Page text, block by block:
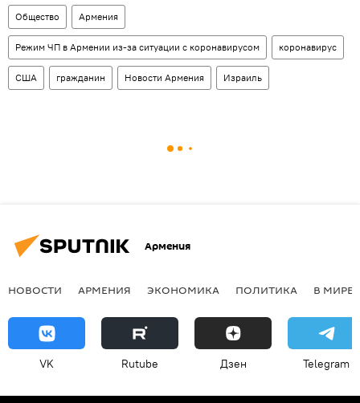
Общество Армения
Режим ЧП в Армении из-за ситуации с коронавирусом коронавирус
США гражданин Новости Армения Израиль
Армения
НОВОСТИ АРМЕНИЯ ЭКОНОМИКА ПОЛИТИКА В МИРЕ
VK Rutube Дзен Telegram